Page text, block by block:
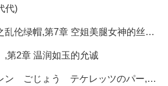
代)
性感的美腿女神之乱伦绿帽,第7章 空姐美腿女神的丝袜足交
,第2章 温润如玉的允诚
アジャラカモクレン ごじょう テケレッツのパー,【No. 42 Rube Goldberg Machine】十四